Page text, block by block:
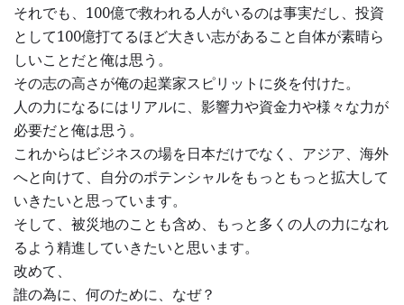
それでも、100億で救われる人がいるのは事実だし、投資
として100億打てるほど大きい志があること自体が素晴ら
しいことだと俺は思う。
その志の高さが俺の起業家スピリットに炎を付けた。
人の力になるにはリアルに、影響力や資金力や様々な力が
必要だと俺は思う。
これからはビジネスの場を日本だけでなく、アジア、海外
へと向けて、自分のポテンシャルをもっともっと拡大して
いきたいと思っています。
そして、被災地のことも含め、もっと多くの人の力になれ
るよう精進していきたいと思います。
改めて、
誰の為に、何のために、なぜ？